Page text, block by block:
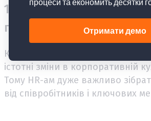
1. Підготовка всієї
прийдешніх змін і збір
Концепція Activity Based Working
істотні зміни в корпоративній
Тому HR-ам дуже важливо
від співробітників і ключових